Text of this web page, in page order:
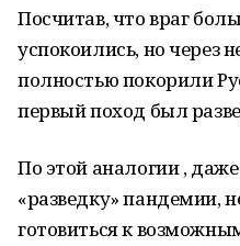
Посчитав, что враг
успокоились, но через
полностью покорили
первый поход был
По этой аналогии ,
«разведку» пандемии,
готовиться к